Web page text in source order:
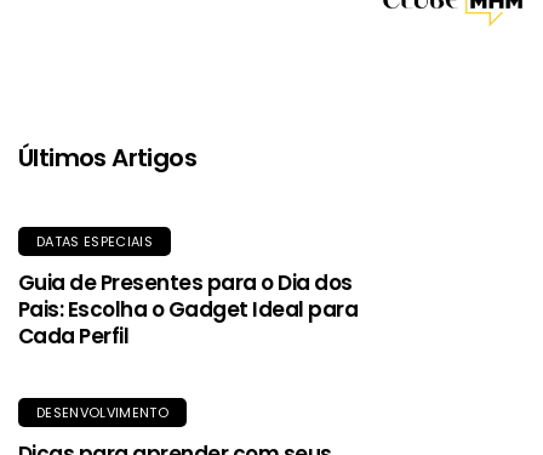
no próprio bolso. Uma peça essencial para se manter seco
Últimos Artigos
DATAS ESPECIAIS
Guia de Presentes para o Dia dos
Pais: Escolha o Gadget Ideal para
Cada Perfil
DESENVOLVIMENTO